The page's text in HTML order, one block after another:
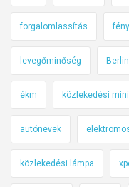
forgalomlassítás
levegőminőség Berlin
ékm közlekedési
autónevek
közlekedési lámpa